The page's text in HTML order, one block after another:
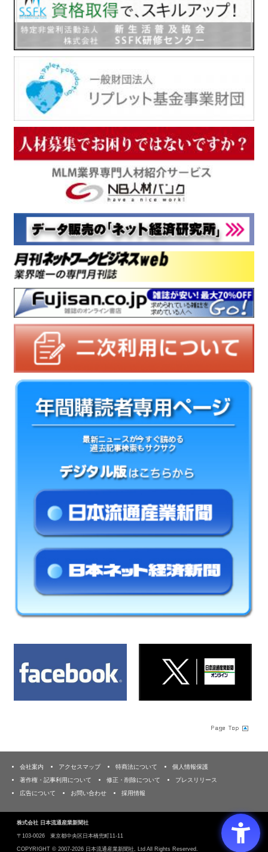
会社案内 アクセスマップ 特商法について
個人情報保護
著作権・記事利用について
修正・削除について
プレスリリース
広告について
お問い合わせ 採用情報
株式会社 日本流通産業新聞社
〒103‐0026 東京都中央区日本橋兜町11-11
COPYRIGHT © 2007-2026 日本流通産業新聞社, Ltd All Rights Reserved.